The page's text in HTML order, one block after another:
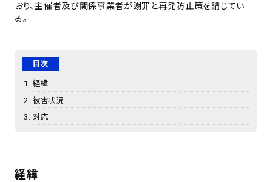
おり、主催者及び関係事業者が謝罪と再発防止策を講じてい
る。
目次
経緯
被害状況
対応
経緯